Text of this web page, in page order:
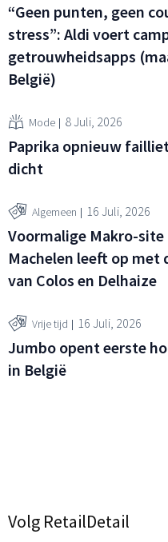
“Geen punten, geen
stress”: Aldi voert
getrouwheidsapps
België)
Mode 8 Juli, 2026
Paprika opnieuw
dicht
Algemeen 16 Juli, 2026
Voormalige Makro-site
Machelen leeft op met
van Colos en Delhaize
Vrije tijd 16 Juli, 2026
Jumbo opent eerste
in België
Volg RetailDetail